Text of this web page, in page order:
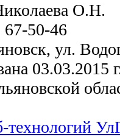
О.Н.
50-46
ул.
03.03.2015
технологий